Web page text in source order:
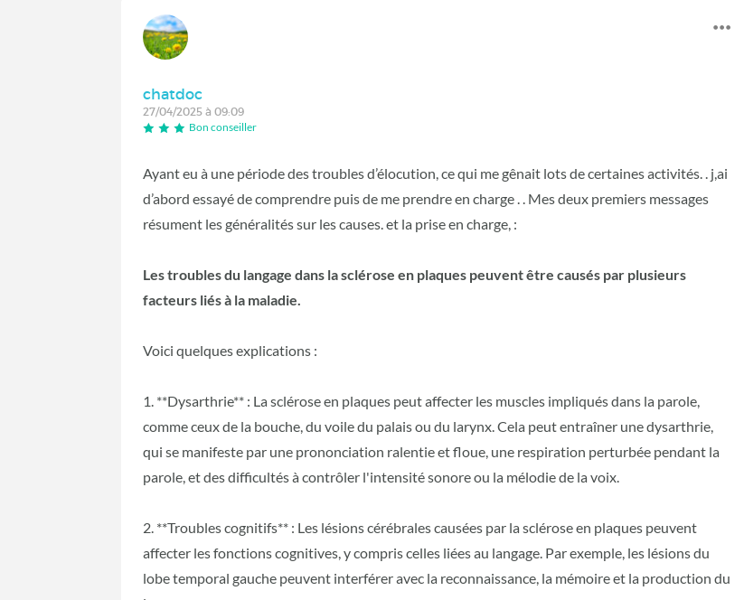
chatdoc
27/04/2025 à 09:09
Bon conseiller
Ayant eu à une période des troubles d’élocution, ce qui me gênait lots de certaines activités. . j,ai
d’abord essayé de comprendre puis de me prendre en charge . . Mes deux premiers messages
résument les généralités sur les causes. et la prise en charge, :
Les troubles du langage dans la sclérose en plaques peuvent être causés par plusieurs
facteurs liés à la maladie.
Voici quelques explications :
1. **Dysarthrie** : La sclérose en plaques peut affecter les muscles impliqués dans la parole,
comme ceux de la bouche, du voile du palais ou du larynx. Cela peut entraîner une dysarthrie,
qui se manifeste par une prononciation ralentie et floue, une respiration perturbée pendant la
parole, et des difficultés à contrôler l'intensité sonore ou la mélodie de la voix.
2. **Troubles cognitifs** : Les lésions cérébrales causées par la sclérose en plaques peuvent
affecter les fonctions cognitives, y compris celles liées au langage. Par exemple, les lésions du
lobe temporal gauche peuvent interférer avec la reconnaissance, la mémoire et la production du